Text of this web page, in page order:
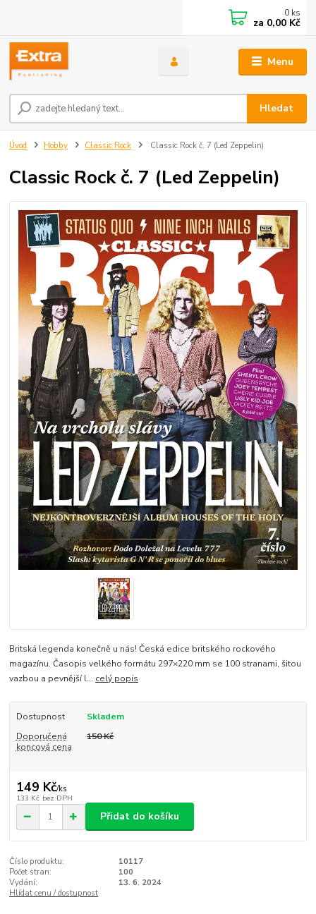
Menu
Hledat
0 ks
za 0,00 Kč
Úvod Hobby Classic Rock Classic Rock č. 7 (Led Zeppelin)
Classic Rock č. 7 (Led Zeppelin)
Britská legenda konečně u nás! Česká edice britského rockového
magazínu. Časopis velkého formátu 297×220 mm se 100 stranami, šitou
vazbou a pevnější l... celý popis
Dostupnost
Skladem
Doporučená
koncová cena
150 Kč
149 Kč/ks
133 Kč bez DPH
Přidat do košíku
Číslo produktu:
10117
Počet stran:
100
Vydání:
13. 6. 2024
Hlídat cenu / dostupnost